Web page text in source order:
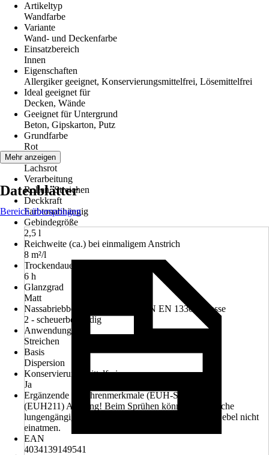
Artikeltyp
Wandfarbe
Variante
Wand- und Deckenfarbe
Einsatzbereich
Innen
Eigenschaften
Allergiker geeignet, Konservierungsmittelfrei, Lösemittelfrei
Ideal geeignet für
Decken, Wände
Geeignet für Untergrund
Beton, Gipskarton, Putz
Grundfarbe
Rot
Farbton
Lachsrot
Verarbeitung
Rollen, Streichen
Deckkraft
Farbtonabhängig
Gebindegröße
2,5 l
Reichweite (ca.) bei einmaligem Anstrich
8 m²/l
Trockendauer ca.
6 h
Glanzgrad
Matt
Nassabriebbeständigkeit nach DIN EN 13300 Klasse
2 - scheuerbeständig
Anwendung
Streichen
Basis
Dispersion
Konservierungsmittelfrei
Ja
Ergänzende Gefahrenmerkmale (EUH-Sätze)
(EUH211) Achtung! Beim Sprühen können gefährliche
lungengängige Tröpfchen entstehen. Aerosol oder Nebel nicht
einatmen.
EAN
4034139149541
Mehr anzeigen
Datenblätter
Bereich überspringen